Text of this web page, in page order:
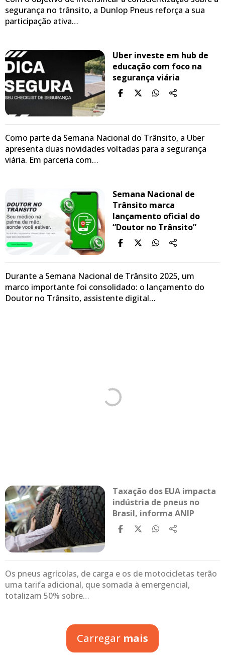
segurança no trânsito, a Dunlop Pneus reforça a sua
participação ativa…
Uber investe em hub de
educação com foco na
segurança viária
Como parte da Semana Nacional do Trânsito, a Uber
apresenta duas novidades voltadas para a segurança
viária. Em parceria com…
Semana Nacional de
Trânsito marca
lançamento oficial do
“Doutor no Trânsito”
Durante a Semana Nacional de Trânsito 2025, um
marco importante foi consolidado: o lançamento do
Doutor no Trânsito, assistente digital…
Taxação dos EUA impacta
indústria de pneus no
Brasil, informa ANIP
Os pneus agrícolas, de carga e os de motocicletas terão
uma tarifa adicional, que somada à emergencial,
totalizam 50% sobre…
Carregar mais